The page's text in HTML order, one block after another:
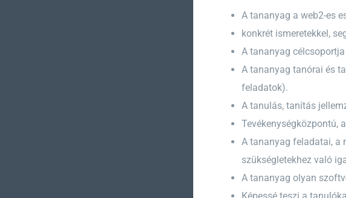
A tananyag a web2-es
konkrét ismeretekkel,
A tananyag
A tananyag tanórai és
feladatok).
A tanulás, tanítás
Tevékenységközpontú,
A tananyag feladatai, a
szükségletekhez való
A tananyag olyan
Képessé teszi a